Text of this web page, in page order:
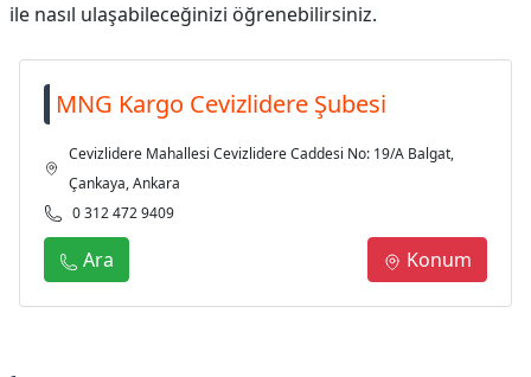
ile nasıl ulaşabileceğinizi öğrenebilirsiniz.
MNG Kargo Cevizlidere Şubesi
Cevizlidere Mahallesi Cevizlidere Caddesi No: 19/A Balgat,
Çankaya, Ankara
0 312 472 9409
Ara Konum